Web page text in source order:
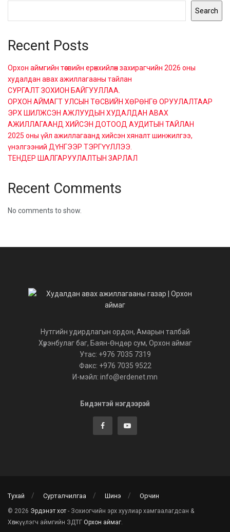
Search
Recent Posts
Орхон аймгийн төсвийн ерөнхийлөн захирагчийн 2026 оны
худалдан авах ажиллагааны тайлан
СУРГАЛТ ЗОХИОН БАЙГУУЛЛАА.
ОРХОН АЙМАГТ УЛСЫН ТӨСВИЙН ХӨРӨНГӨ ОРУУЛАЛТААР
ЭРХ ШИЛЖСЭН АЖЛУУДЫН ХУДАЛДАН АВАХ
АЖИЛЛАГААНД ХИЙСЭН ДОТООД АУДИТЫН ТАЙЛАН
2025 оны үйл ажиллагаанд хийсэн хяналт шинжилгээ,
үнэлгээний ДҮНГЭЭР ТЭРГҮҮЛЛЭЭ.
ТЕНДЕР ШАЛГАРУУЛАЛТЫН ЗАРЛАЛ
Recent Comments
No comments to show.
Нутгийн удирдлагын ордон, Амарын талбай
Хүрэнбулаг баг, Баян-Өндөр сум, Орхон аймаг
Утас: +976 7035 7319
Факс: +976 7035 9522
И-мэйл: info@erdenet.mn
Бидэнтэй нэгдээрэй
Тухай Сурталчилгаа Шинэ Орчин
© 2026 Эрдэнэт хот - Зохиогчийн эрх хуулиар хамгаалагдсан &
Хөгжүүлэгч аймгийн ЗДТГ Орхон аймаг